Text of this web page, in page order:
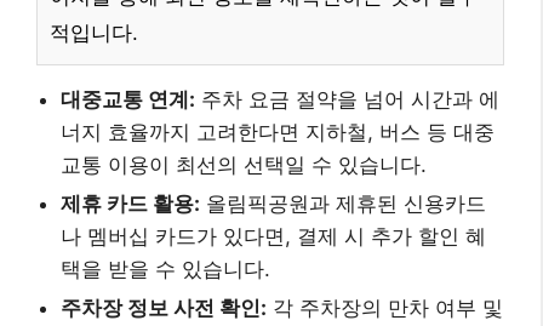
적입니다.
대중교통 연계: 주차 요금 절약을 넘어 시간과 에
너지 효율까지 고려한다면 지하철, 버스 등 대중
교통 이용이 최선의 선택일 수 있습니다.
제휴 카드 활용: 올림픽공원과 제휴된 신용카드
나 멤버십 카드가 있다면, 결제 시 추가 할인 혜
택을 받을 수 있습니다.
주차장 정보 사전 확인: 각 주차장의 만차 여부 및